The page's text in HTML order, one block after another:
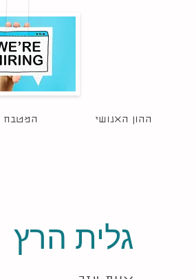
המטבח ההון האנושי
גלית הרץ